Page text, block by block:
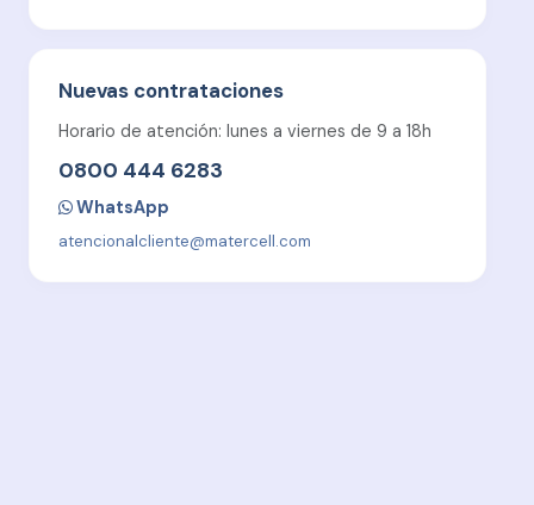
Nuevas contrataciones
Horario de atención: lunes a viernes de 9 a 18h
0800 444 6283
WhatsApp
atencionalcliente@matercell.com